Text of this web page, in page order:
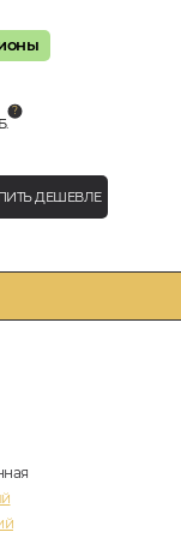
ДЕШЕВЛЕ